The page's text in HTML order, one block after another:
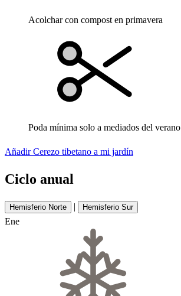
Acolchar con compost en primavera
Poda mínima solo a mediados del verano
Añadir Cerezo tibetano a mi jardín
Ciclo anual
Hemisferio Norte | Hemisferio Sur
Ene